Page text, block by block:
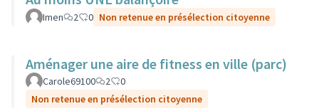
Imen 2 0 Non retenue en présélection citoyenne
Aménager une aire de fitness en ville (parc)
Carole69100 2
0
Non retenue en présélection citoyenne